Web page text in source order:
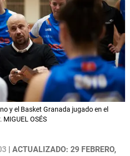
y el Basket Granada jugado en el
OSÉS
| ACTUALIZADO: 29 FEBRERO,